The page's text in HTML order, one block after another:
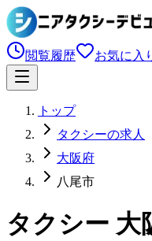
閲覧履歴 お気に入
トップ
タクシーの求人
大阪府
八尾市
タクシー 大